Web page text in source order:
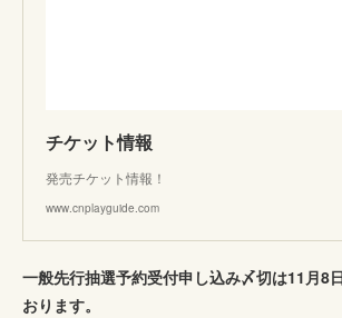
チケット情報
発売チケット情報！
www.cnplayguide.com
一般先行抽選予約受付申し込み〆切は11月8
おります。